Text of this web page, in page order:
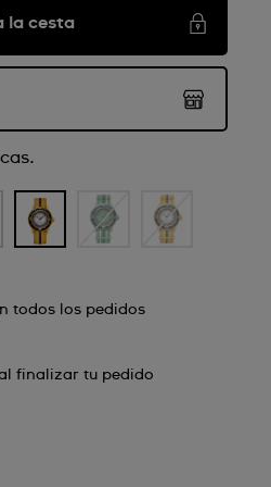
la cesta
todos los pedidos
finalizar tu pedido